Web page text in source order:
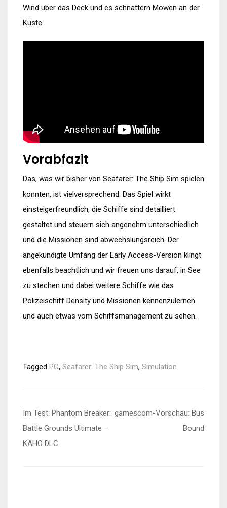
Wind über das Deck und es schnattern Möwen an der
Küste.
Vorabfazit
Das, was wir bisher von Seafarer: The Ship Sim spielen
konnten, ist vielversprechend. Das Spiel wirkt
einsteigerfreundlich, die Schiffe sind detailliert
gestaltet und steuern sich angenehm unterschiedlich
und die Missionen sind abwechslungsreich. Der
angekündigte Umfang der Early Access-Version klingt
ebenfalls beachtlich und wir freuen uns darauf, in See
zu stechen und dabei weitere Schiffe wie das
Polizeischiff Density und Missionen kennenzulernen
und auch etwas vom Schiffsmanagement zu sehen.
Tagged PC, Seafarer: The Ship Sim, Simulation
Beitragsnavigation
Im Test: Phantom Breaker:
Battle Grounds Ultimate –
KAHO DLC
gamescom-Vorschau: Bus
Bound